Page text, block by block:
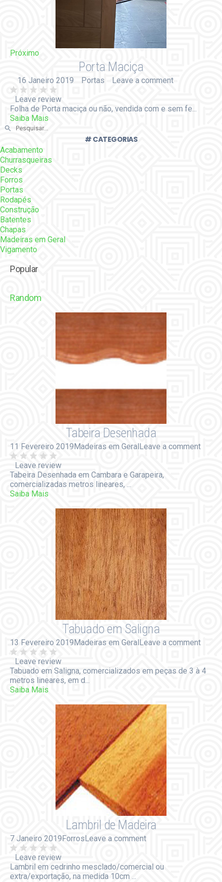
Próximo
Porta Maciça
16 Janeiro 2019 Portas
Leave a comment
Leave review
Folha de Porta maciça ou não, vendida com e sem fe...
Saiba Mais
# CATEGORIAS
Acabamento
Churrasqueiras
Decks
Forros
Portas
Rodapés
Construção
Batentes
Chapas
Madeiras em Geral
Vigamento
Popular
Random
Tabeira Desenhada
11 Fevereiro 2019Madeiras em GeralLeave a comment
Leave review
Tabeira Desenhada em Cambara e Garapeira,
comercializadas metros lineares, ...
Saiba Mais
Tabuado em Saligna
13 Fevereiro 2019Madeiras em GeralLeave a comment
Leave review
Tabuado em Saligna, comercializados em peças de 3 à 4
metros lineares, em d...
Saiba Mais
Lambril de Madeira
7 Janeiro 2019ForrosLeave a comment
Leave review
Lambril em cedrinho mesclado/comercial ou
extra/exportação, na medida 10cm ...